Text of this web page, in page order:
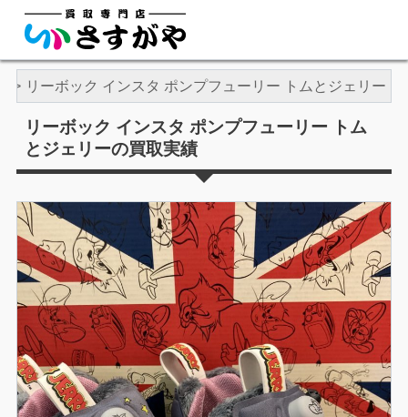
リーボック インスタ ポンプフューリー トムとジェリー
リーボック インスタ ポンプフューリー トム
とジェリーの買取実績